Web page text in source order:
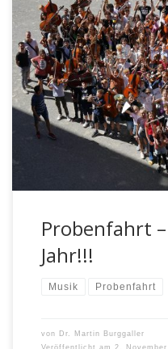
von Klara Klehmet,
Nachdem wir die
auch in diesem […]
Probenfahrt
Jahr!!!
Musik Probenfahrt
von Dr. Martin Burggaller
Veröffentlicht am
2.